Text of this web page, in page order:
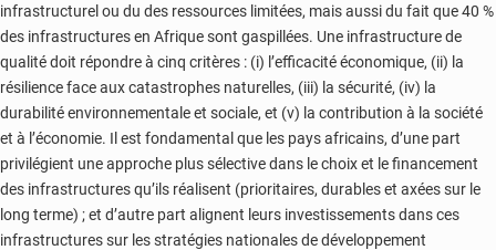
infrastructurel ou du des ressources limitées, mais aussi du fait que 40 %
des infrastructures en Afrique sont gaspillées. Une infrastructure de
qualité doit répondre à cinq critères : (i) l’efficacité économique, (ii) la
résilience face aux catastrophes naturelles, (iii) la sécurité, (iv) la
durabilité environnementale et sociale, et (v) la contribution à la société
et à l’économie. Il est fondamental que les pays africains, d’une part
privilégient une approche plus sélective dans le choix et le financement
des infrastructures qu’ils réalisent (prioritaires, durables et axées sur le
long terme) ; et d’autre part alignent leurs investissements dans ces
infrastructures sur les stratégies nationales de développement